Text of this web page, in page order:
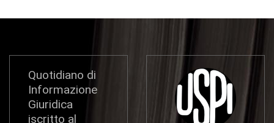
Quotidiano di
Informazione
Giuridica
iscritto al